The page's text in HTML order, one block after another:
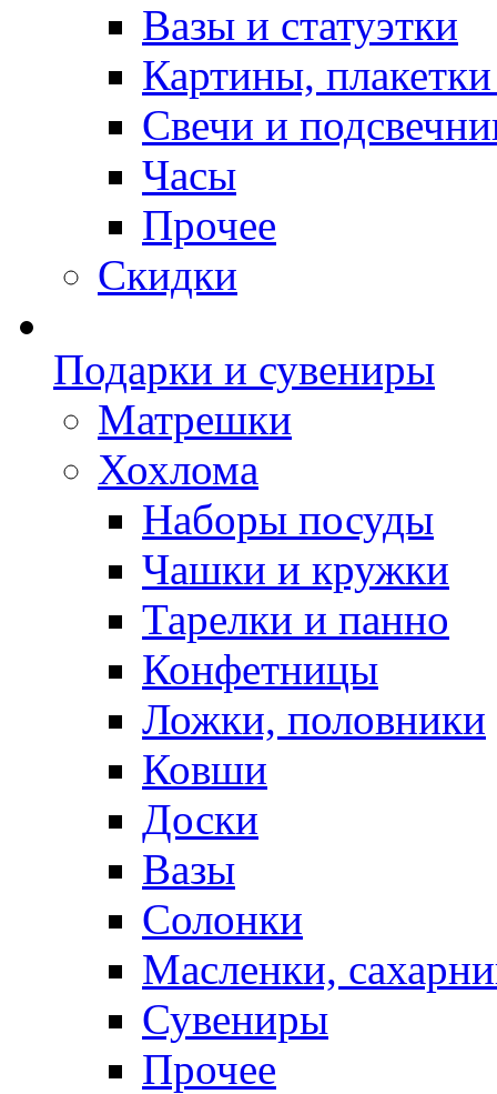
Вазы и статуэтки
Картины,
Свечи и
Часы
Прочее
Скидки
Подарки и сувениры
Матрешки
Хохлома
Наборы посуды
Чашки и кружки
Тарелки и панно
Конфетницы
Ложки, половники
Ковши
Доски
Вазы
Солонки
Масленки,
Сувениры
Прочее